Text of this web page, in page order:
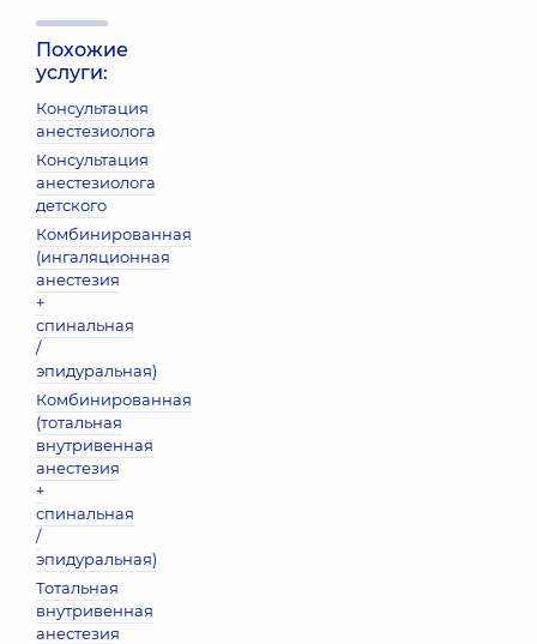
Похожие
услуги:
Консультация
анестезиолога
Консультация
анестезиолога
детского
Комбинированная
(ингаляционная
анестезия
+
спинальная
/
эпидуральная)
Комбинированная
(тотальная
внутривенная
анестезия
+
спинальная
/
эпидуральная)
Тотальная
внутривенная
анестезия